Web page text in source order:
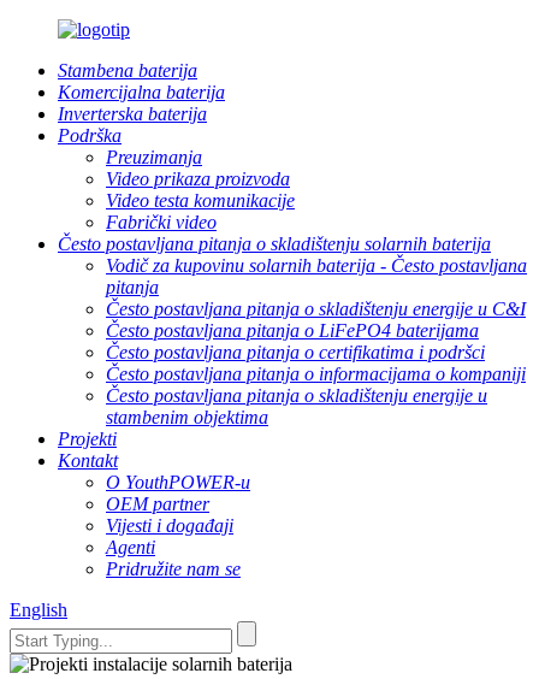
Stambena baterija
Komercijalna baterija
Inverterska baterija
Podrška
Preuzimanja
Video prikaza proizvoda
Video testa komunikacije
Fabrički video
Često postavljana pitanja o skladištenju solarnih baterija
Vodič za kupovinu solarnih baterija - Često postavljana
pitanja
Često postavljana pitanja o skladištenju energije u C&I
Često postavljana pitanja o LiFePO4 baterijama
Često postavljana pitanja o certifikatima i podršci
Često postavljana pitanja o informacijama o kompaniji
Često postavljana pitanja o skladištenju energije u
stambenim objektima
Projekti
Kontakt
O YouthPOWER-u
OEM partner
Vijesti i događaji
Agenti
Pridružite nam se
English